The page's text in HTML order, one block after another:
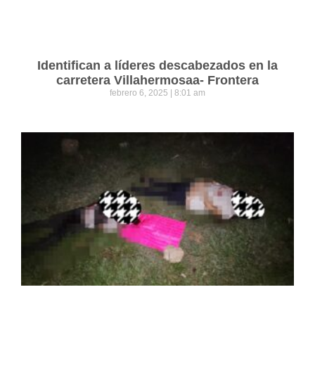
Identifican a líderes descabezados en la
carretera Villahermosaa- Frontera
febrero 6, 2025 8:01 am